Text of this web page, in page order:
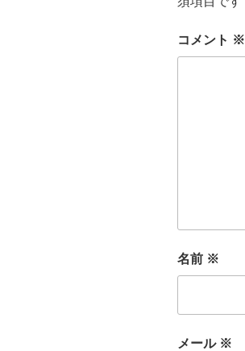
コメント ※
名前 ※
メール ※